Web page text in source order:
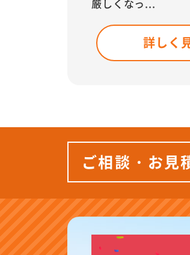
厳しくなっ...
詳しく
ご相談・お見